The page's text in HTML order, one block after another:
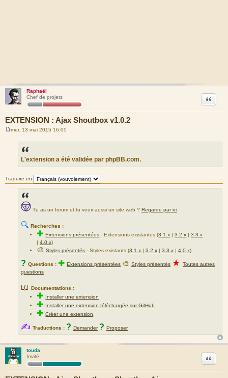
Raphaël
Chef de projets
EXTENSION : Ajax Shoutbox v1.0.2
Citation
mer. 13 mai 2015 16:05
L'extension a été validée par phpBB.com.
Traduire en
Tu as un forum et tu veux aussi un site web ? Regarde par ici
🔍 Recherches :
✚Extensions présentées -Extensions existantes (3.1.x |3.2.x |3.3.x
|4.0.x)
🎨Styles présentés - Styles existants (3.1.x |3.2.x |3.3.x |4.0.x)
? Questions : ✚ Extensions présentées 🎨 Styles présentés ★ Toutes autres
questions
📖 Documentations :
✚ Installer une extension
✚ Installer une extension téléchargée sur GitHub
✚Créer une extension
✍ Traductions : ? Demander ? Proposer
touda
Invité
Citation